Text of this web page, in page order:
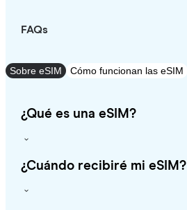
FAQs
Sobre eSIM Cómo funcionan las eSIM
¿Qué es una eSIM?
¿Cuándo recibiré mi eSIM?